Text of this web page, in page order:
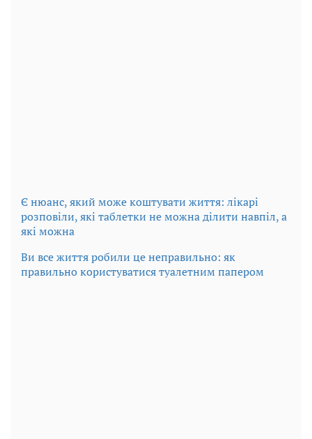
Є нюанс, який може коштувати життя: лікарі
розповіли, які таблетки не можна ділити навпіл, а
які можна
Ви все життя робили це неправильно: як
правильно користуватися туалетним папером